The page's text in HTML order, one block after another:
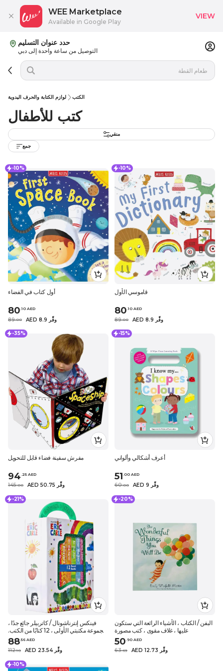
حدد عنوان التسليم
التوصيل من ساعة واحدة إلى دبي
لوازم الكتابة والحرف اليدوية الكتب
كتب للأطفال
منقي
جمع
-10%
أول كتاب في الفضاء
80.10 AED
89.00 AED 8.9 وفِّر
-10%
قاموسي الأول
80.10 AED
89.00 AED 8.9 وفِّر
-35%
مفرش سفينة فضاء قابل للتحويل
94 25 AED
145.00 AED 50.75 وفِّر
-15%
أعرف أشكالي وألواني
51 00 AED
60.00 AED 9 وفِّر
-21%
فينكس إنترناشونال / كاتربيلر جائع جدًا ،
مجموعة مكتبتي الأولى ، 12 كتابًا من الكتب.
اريك كارل
88 56 AED
112.10 AED 23.54 وفِّر
-20%
البفن / الكتاب ، الأشياء الرائعة التي ستكون
عليها ، غلاف مقوى ، كتب مصورة
50 90 AED
63.63 AED 12.73 وفِّر
-10%
WEE Marketplace
Available in Google Play
VIEW